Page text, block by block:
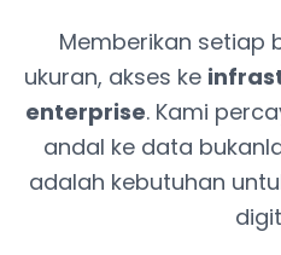
Memberikan setiap
ukuran, akses ke
enterprise. Kami
andal ke data
adalah kebutuhan